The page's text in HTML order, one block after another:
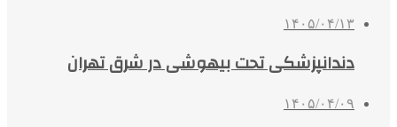
۱۴۰۵/۰۴/۱۳
دندانپزشکی تحت بیهوشی در شرق تهران
۱۴۰۵/۰۴/۰۹